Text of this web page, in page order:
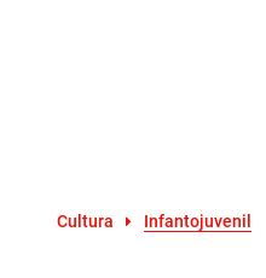
Cultura Infantojuvenil